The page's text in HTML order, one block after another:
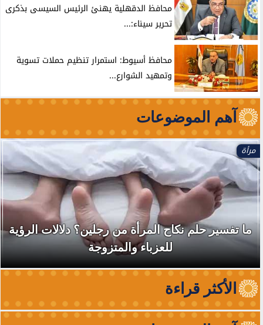
محافظ الدقهلية يهنئ الرئيس السيسى بذكرى
تحرير سيناء:...
محافظ أسيوط: استمرار تنظيم حملات تسوية
وتمهيد الشوارع...
آهم الموضوعات
مرأة
ما تفسير حلم نكاح المرأة من رجلين؟ دلالات الرؤية
للعزباء والمتزوجة
الأكثر قراءة